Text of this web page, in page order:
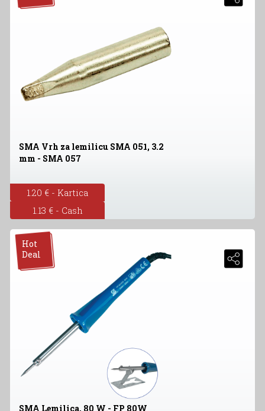
SMA Vrh za lemilicu SMA 051, 3.2
mm - SMA 057
1.20 € - Kartica
1.13 € - Cash
Hot
Deal
SMA Lemilica, 80 W - FP 80W